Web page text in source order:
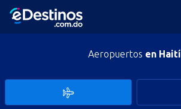
Aeropuertos en Haití